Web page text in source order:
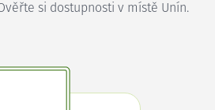
si dostupnosti v místě Unín.